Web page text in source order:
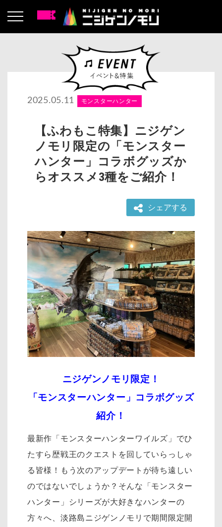
2025.05.11 モンスターハンター
【ふわもこ特集】ニジゲン
ノモリ限定の「モンスター
ハンター」コラボグッズか
らオススメ3種をご紹介！
シェアする
ニジゲンノモリ限定！
「モンスターハンター」コラボグッズ
紹介！
最新作「モンスターハンターワイルズ」でひ
たすら歴戦王のクエストを回していらっしゃ
る皆様！もう次のアップデートが待ち遠しい
のではないでしょうか？そんな「モンスター
ハンター」シリーズが大好きなハンターの
方々へ、淡路島ニジゲンノモリで期間限定開